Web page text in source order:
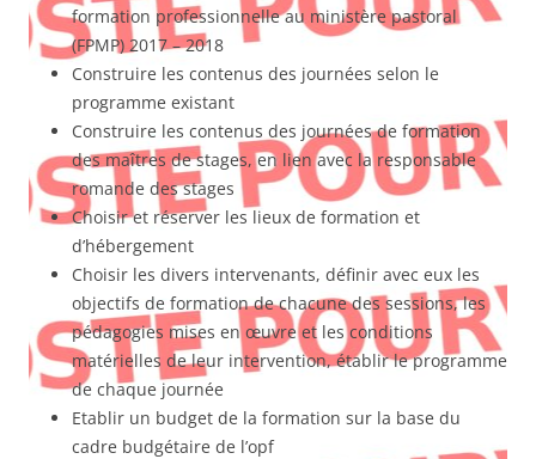
formation professionnelle au ministère pastoral
(FPMP) 2017 – 2018
Construire les contenus des journées selon le
programme existant
Construire les contenus des journées de formation
des maîtres de stages, en lien avec la responsable
romande des stages
Choisir et réserver les lieux de formation et
d’hébergement
Choisir les divers intervenants, définir avec eux les
objectifs de formation de chacune des sessions, les
pédagogies mises en œuvre et les conditions
matérielles de leur intervention, établir le programme
de chaque journée
Etablir un budget de la formation sur la base du
cadre budgétaire de l’opf